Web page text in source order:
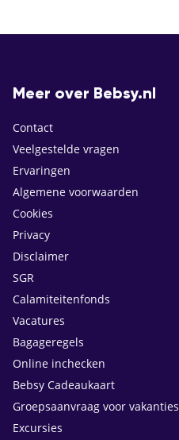
Meer over Bebsy.nl
Contact
Veelgestelde vragen
Ervaringen
Algemene voorwaarden
Cookies
Privacy
Disclaimer
SGR
Calamiteitenfonds
Vacatures
Bagageregels
Online inchecken
Bebsy Cadeaukaart
Groepsaanvraag voor vakanties
Excursies